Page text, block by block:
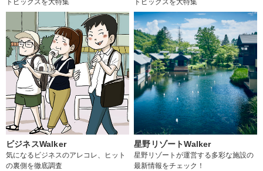
ビジネスWalker
気になるビジネスのアレコレ、ヒット
の裏側を徹底調査
星野リゾートWalker
星野リゾートが運営する多彩な施設の
最新情報をチェック！